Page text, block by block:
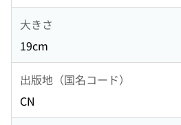
大きさ
19cm
出版地（国名コード）
CN